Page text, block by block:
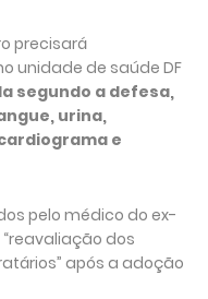
precisará
unidade de saúde DF
segundo a defesa,
urina,
e
pelo médico do ex-
dos
após a adoção